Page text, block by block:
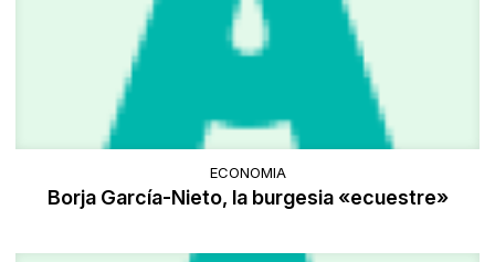
ECONOMIA
Borja García-Nieto, la burgesia «ecuestre»